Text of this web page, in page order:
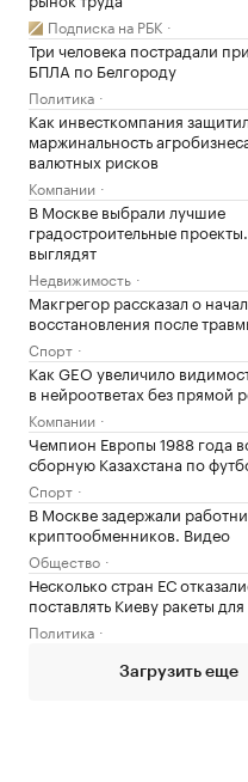
Подписка на РБК
Три человека пострадали
БПЛА по Белгороду
Политика
Как инвесткомпания
маржинальность
валютных рисков
Компании
В Москве выбрали лучшие
градостроительные
выглядят
Недвижимость
Макгрегор рассказал о
восстановления после
Спорт
Как GEO увеличило
в нейроответах без прямой
Компании
Чемпион Европы 1988 года
сборную Казахстана по
Спорт
В Москве задержали
криптообменников. Видео
Общество
Несколько стран ЕС
поставлять Киеву ракеты
Политика
Загрузить еще